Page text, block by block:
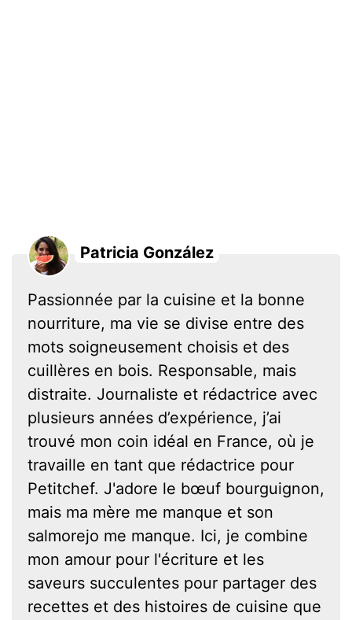
Patricia González
Passionnée par la cuisine et la bonne
nourriture, ma vie se divise entre des
mots soigneusement choisis et des
cuillères en bois. Responsable, mais
distraite. Journaliste et rédactrice avec
plusieurs années d’expérience, j’ai
trouvé mon coin idéal en France, où je
travaille en tant que rédactrice pour
Petitchef. J'adore le bœuf bourguignon,
mais ma mère me manque et son
salmorejo me manque. Ici, je combine
mon amour pour l'écriture et les
saveurs succulentes pour partager des
recettes et des histoires de cuisine que